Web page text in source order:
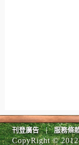
刊登廣告 | 服務條
CopyRight ©